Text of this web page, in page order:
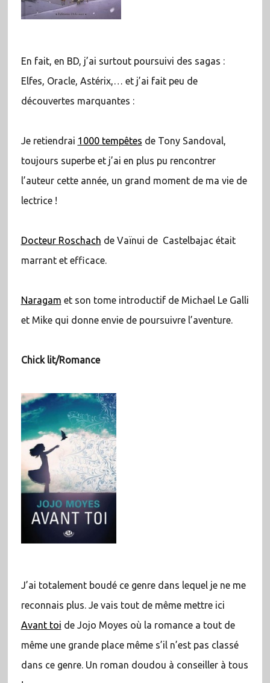
En fait, en BD, j’ai surtout poursuivi des sagas :
Elfes, Oracle, Astérix,… et j’ai fait peu de
découvertes marquantes :
Je retiendrai 1000 tempêtes de Tony Sandoval,
toujours superbe et j’ai en plus pu rencontrer
l’auteur cette année, un grand moment de ma vie de
lectrice !
Docteur Roschach de Vaïnui de Castelbajac était
marrant et efficace.
Naragam et son tome introductif de Michael Le Galli
et Mike qui donne envie de poursuivre l’aventure.
Chick lit/Romance
J’ai totalement boudé ce genre dans lequel je ne me
reconnais plus. Je vais tout de même mettre ici
Avant toi de Jojo Moyes où la romance a tout de
même une grande place même s’il n’est pas classé
dans ce genre. Un roman doudou à conseiller à tous